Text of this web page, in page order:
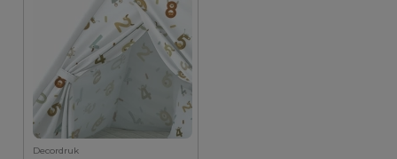
Decordruk